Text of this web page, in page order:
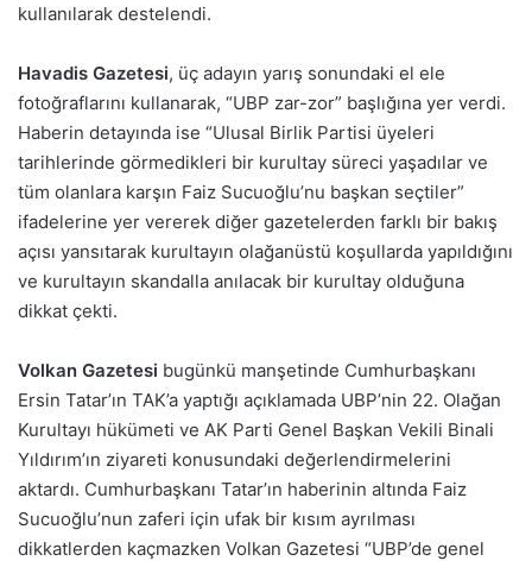
kullanılarak destelendi.
Havadis Gazetesi, üç adayın yarış sonundaki el ele
fotoğraflarını kullanarak, “UBP zar-zor” başlığına yer verdi.
Haberin detayında ise “Ulusal Birlik Partisi üyeleri
tarihlerinde görmedikleri bir kurultay süreci yaşadılar ve
tüm olanlara karşın Faiz Sucuoğlu’nu başkan seçtiler”
ifadelerine yer vererek diğer gazetelerden farklı bir bakış
açısı yansıtarak kurultayın olağanüstü koşullarda yapıldığını
ve kurultayın skandalla anılacak bir kurultay olduğuna
dikkat çekti.
Volkan Gazetesi bugünkü manşetinde Cumhurbaşkanı
Ersin Tatar’ın TAK’a yaptığı açıklamada UBP’nin 22. Olağan
Kurultayı hükümeti ve AK Parti Genel Başkan Vekili Binali
Yıldırım’ın ziyareti konusundaki değerlendirmelerini
aktardı. Cumhurbaşkanı Tatar’ın haberinin altında Faiz
Sucuoğlu’nun zaferi için ufak bir kısım ayrılması
dikkatlerden kaçmazken Volkan Gazetesi “UBP’de genel